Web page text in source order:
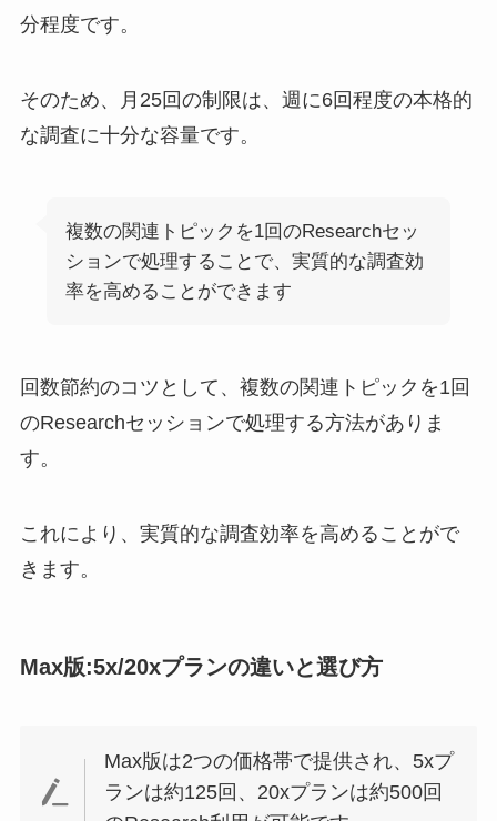
分程度です。
そのため、月25回の制限は、週に6回程度の本格的
な調査に十分な容量です。
複数の関連トピックを1回のResearchセッ
ションで処理することで、実質的な調査効
率を高めることができます
回数節約のコツとして、複数の関連トピックを1回
のResearchセッションで処理する方法がありま
す。
これにより、実質的な調査効率を高めることがで
きます。
Max版:5x/20xプランの違いと選び方
Max版は2つの価格帯で提供され、5xプ
ランは約125回、20xプランは約500回